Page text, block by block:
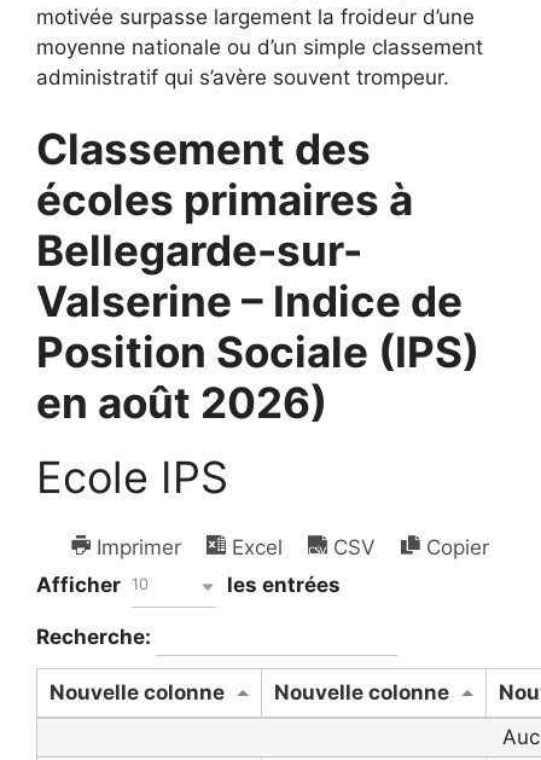
motivée surpasse largement la froideur d’une
moyenne nationale ou d’un simple classement
administratif qui s’avère souvent trompeur.
Classement des
écoles primaires à
Bellegarde-sur-
Valserine – Indice de
Position Sociale (IPS)
en août 2026)
Ecole IPS
Imprimer Excel CSV
Copier
Afficher 10 les entrées
Recherche:
Nouvelle colonne Nouvelle colonne